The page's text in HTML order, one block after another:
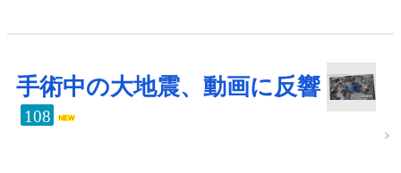
手術中の大地震、動画に反響
108